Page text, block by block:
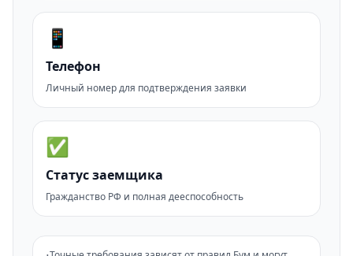
📱
Телефон
Личный номер для подтверждения заявки
✅
Статус заемщика
Гражданство РФ и полная дееспособность